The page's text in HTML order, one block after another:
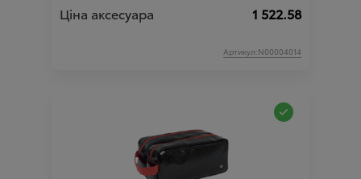
Ціна аксесуара 1 522.58
Артикул:N00004014